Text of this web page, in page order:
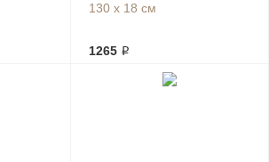
130 х 18 см
1265 ₽